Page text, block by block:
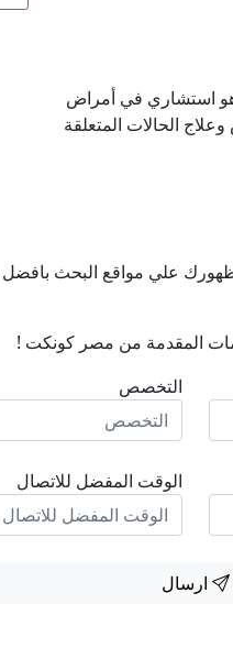
استشاري في أمراض
الحالات المتعلقة
ظهورك علي مواقع البحث
المقدمة من مصر كونكت !
التخصص
الوقت المفضل للاتصال
ارسال